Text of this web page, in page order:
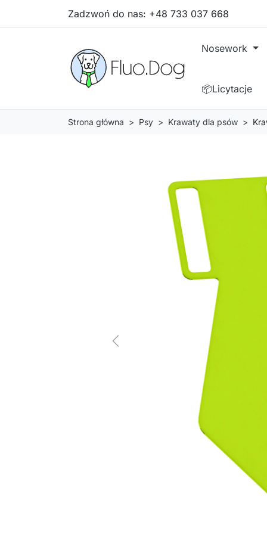
Zadzwoń do nas: +48 733 037 668
Nosework
📦Licytacje
Strona główna Psy Krawaty dla psów
Previous